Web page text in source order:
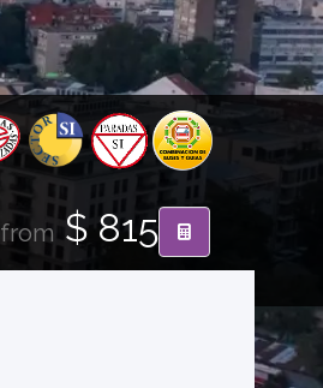
from$ 815